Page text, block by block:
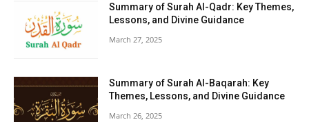
Summary of Surah Al-Qadr: Key Themes,
Lessons, and Divine Guidance
March 27, 2025
Summary of Surah Al-Baqarah: Key
Themes, Lessons, and Divine Guidance
March 26, 2025